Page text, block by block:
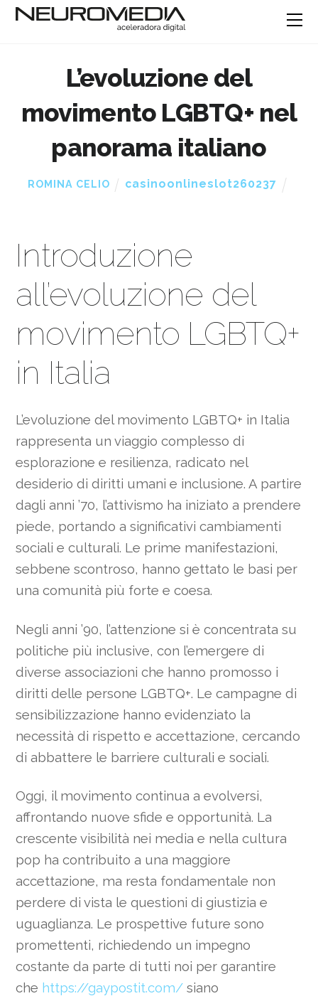
L’evoluzione del
movimento LGBTQ+ nel
panorama italiano
ROMINA CELIO casinoonlineslot260237
Introduzione
all’evoluzione del
movimento LGBTQ+
in Italia
L’evoluzione del movimento LGBTQ+ in Italia
rappresenta un viaggio complesso di
esplorazione e resilienza, radicato nel
desiderio di diritti umani e inclusione. A partire
dagli anni ’70, l’attivismo ha iniziato a prendere
piede, portando a significativi cambiamenti
sociali e culturali. Le prime manifestazioni,
sebbene scontroso, hanno gettato le basi per
una comunità più forte e coesa.
Negli anni ’90, l’attenzione si è concentrata su
politiche più inclusive, con l’emergere di
diverse associazioni che hanno promosso i
diritti delle persone LGBTQ+. Le campagne di
sensibilizzazione hanno evidenziato la
necessità di rispetto e accettazione, cercando
di abbattere le barriere culturali e sociali.
Oggi, il movimento continua a evolversi,
affrontando nuove sfide e opportunità. La
crescente visibilità nei media e nella cultura
pop ha contribuito a una maggiore
accettazione, ma resta fondamentale non
perdere di vista le questioni di giustizia e
uguaglianza. Le prospettive future sono
promettenti, richiedendo un impegno
costante da parte di tutti noi per garantire
che https://gaypostit.com/ siano